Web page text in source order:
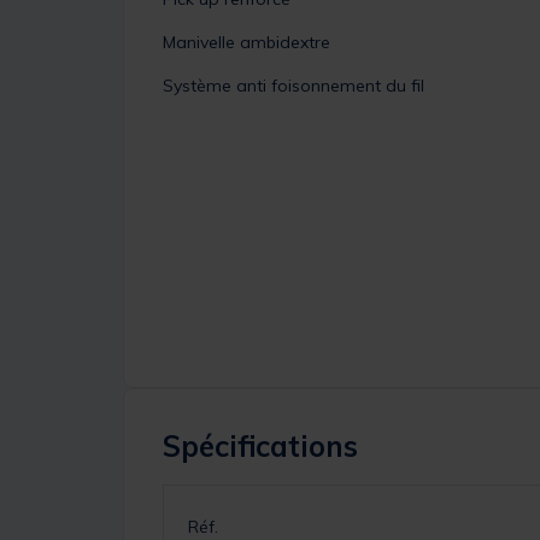
Manivelle ambidextre
Système anti foisonnement du fil
Spécifications
Réf.